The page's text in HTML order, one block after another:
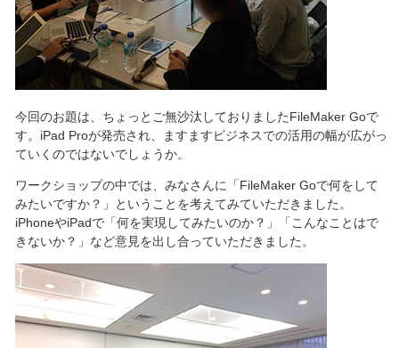
今回のお題は、ちょっとご無沙汰しておりましたFileMaker Goで
す。iPad Proが発売され、ますますビジネスでの活用の幅が広がっ
ていくのではないでしょうか。
ワークショップの中では、みなさんに「FileMaker Goで何をして
みたいですか？」ということを考えてみていただきました。
iPhoneやiPadで「何を実現してみたいのか？」「こんなことはで
きないか？」など意見を出し合っていただきました。